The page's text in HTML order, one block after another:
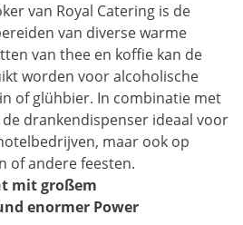
van Royal Catering is de
van diverse warme
van thee en koffie kan de
worden voor alcoholische
of glühbier. In combinatie met
drankendispenser ideaal voor
maar ook op
of andere feesten.
mit großem
enormer Power